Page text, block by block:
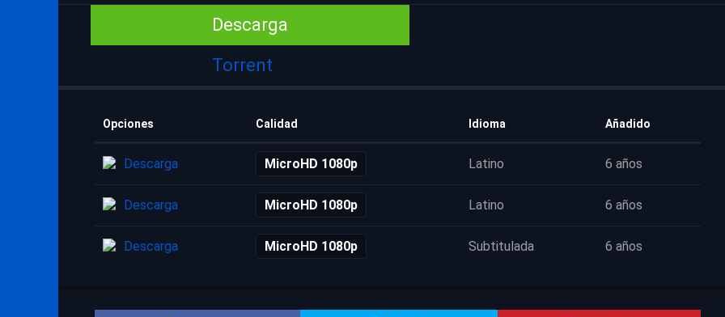
Descarga
Torrent
Opciones Calidad Idioma Añadido
Descarga MicroHD 1080p Latino 6 años
Descarga MicroHD 1080p Latino 6 años
Descarga MicroHD 1080p Subtitulada 6 años